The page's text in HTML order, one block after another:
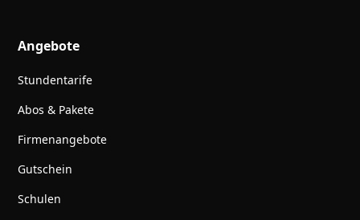
Angebote
Stundentarife
Abos & Pakete
Firmenangebote
Gutschein
Schulen